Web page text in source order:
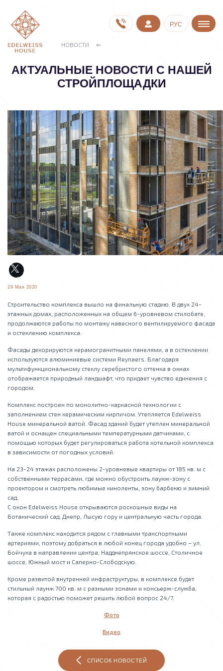
РУС
НОВОСТИ
АКТУАЛЬНЫЕ НОВОСТИ С НАШЕЙ
СТРОЙПЛОЩАДКИ
29 Мая 2020
Строительство комплекса вышло на финальную стадию. В двух 24-
этажных домах, расположенных на общем 6-уровневом стилобате,
продолжаются работы по монтажу навесного вентилируемого фасада
и остеклению комплекса.
Фасады декорируются керамогранитными панелями, а в остеклении
используются алюминиевые системи Reynaers. Благодаря
мультифункциональному стеклу серебристого оттенка в окнах
отображается природный ландшафт, что придает чувство единения с
городом.
Комплекс построен по монолитно-каркасной технологии с
заполнением стен керамическим кирпичом. Утепляется Edelweiss
House минеральной ватой. Фасад зданий будет утеплен минеральной
ватой и оснащен специальными температурными датчиками, с
помощью которых будет регулироваться работа котельной комплекса
в зависимости от погодных условий.
На 23-24 этажах расположены 2-уровневые квартиры от 185 кв. м с
собственными террасами, где можно обустроить лаунж-зону с
проектором и смотреть любимые киноленты, зону барбекю и зимний
сад.
С окон Edelweiss House открываются роскошные виды на
Ботанический сад, Днепр, Лысую гору и центральную часть города.
Также комплекс находится рядом с главными транспортными
артериями, поэтому добраться в любой конец города удобно – ул.
Бойчука в направлении центра, Надднепрянское шоссе, Столичное
шоссе, Южный мост и Саперно-Слободскую.
Кроме развитой внутренней инфраструктуры, в комплексе будет
стильный лаунж 700 кв. м с разными зонами и консьерж-служба,
которая с радостью поможет решить любой вопрос 24/7.
Фото
Видео
СПИСОК НОВОСТЕЙ